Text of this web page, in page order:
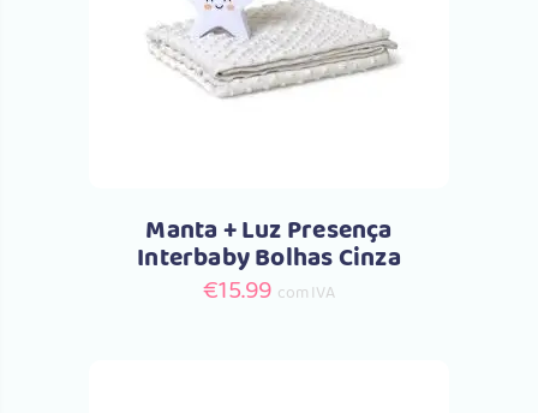
Manta + Luz Presença
Interbaby Bolhas Cinza
€15.99 com IVA